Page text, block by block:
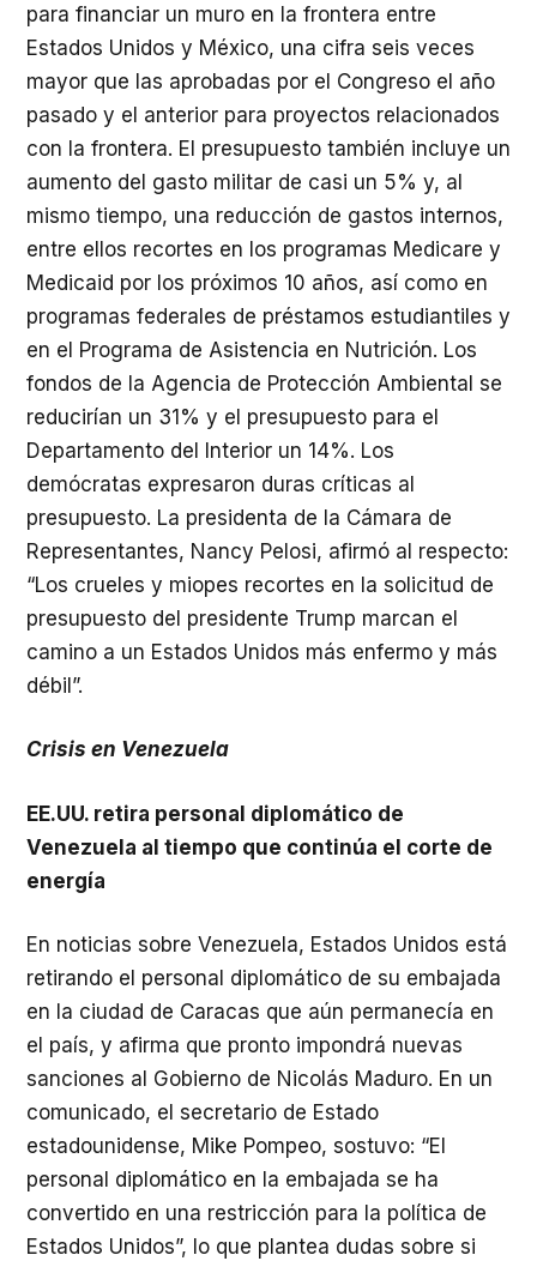
para financiar un muro en la frontera entre
Estados Unidos y México, una cifra seis veces
mayor que las aprobadas por el Congreso el año
pasado y el anterior para proyectos relacionados
con la frontera. El presupuesto también incluye un
aumento del gasto militar de casi un 5% y, al
mismo tiempo, una reducción de gastos internos,
entre ellos recortes en los programas Medicare y
Medicaid por los próximos 10 años, así como en
programas federales de préstamos estudiantiles y
en el Programa de Asistencia en Nutrición. Los
fondos de la Agencia de Protección Ambiental se
reducirían un 31% y el presupuesto para el
Departamento del Interior un 14%. Los
demócratas expresaron duras críticas al
presupuesto. La presidenta de la Cámara de
Representantes, Nancy Pelosi, afirmó al respecto:
“Los crueles y miopes recortes en la solicitud de
presupuesto del presidente Trump marcan el
camino a un Estados Unidos más enfermo y más
débil”.
Crisis en Venezuela
EE.UU. retira personal diplomático de
Venezuela al tiempo que continúa el corte de
energía
En noticias sobre Venezuela, Estados Unidos está
retirando el personal diplomático de su embajada
en la ciudad de Caracas que aún permanecía en
el país, y afirma que pronto impondrá nuevas
sanciones al Gobierno de Nicolás Maduro. En un
comunicado, el secretario de Estado
estadounidense, Mike Pompeo, sostuvo: “El
personal diplomático en la embajada se ha
convertido en una restricción para la política de
Estados Unidos”, lo que plantea dudas sobre si